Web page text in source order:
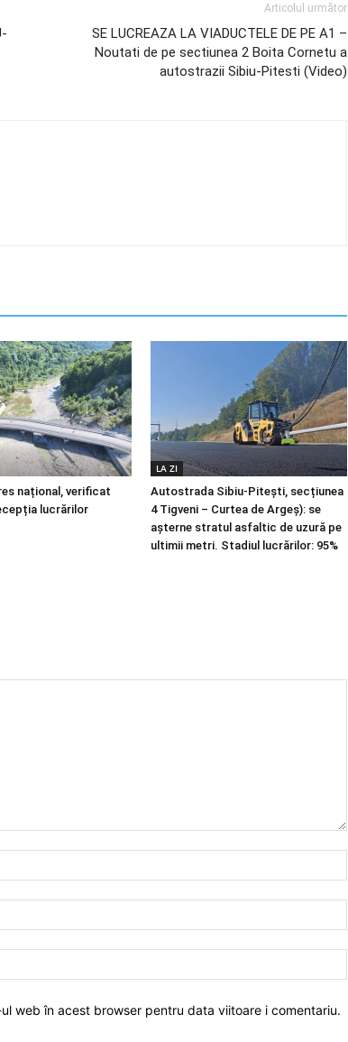
Articolul următor
SE LUCREAZA LA VIADUCTELE DE PE A1 –
Noutati de pe sectiunea 2 Boita Cornetu a
autostrazii Sibiu-Pitesti (Video)
național, verificat
lucrărilor
LA ZI
Autostrada Sibiu-Pitești, secțiunea
4 Tigveni – Curtea de Argeș): se
așterne stratul asfaltic de uzură pe
ultimii metri. Stadiul lucrărilor: 95%
web în acest browser pentru data viitoare i comentariu.